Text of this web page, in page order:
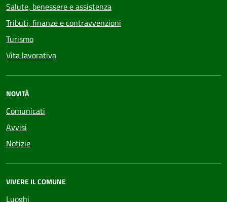
Salute, benessere e assistenza
Tributi, finanze e contravvenzioni
Turismo
Vita lavorativa
NOVITÀ
Comunicati
Avvisi
Notizie
VIVERE IL COMUNE
Luoghi